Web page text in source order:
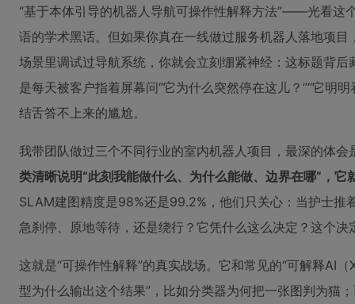
“基于本体引导的机器人导航可操作性解释方法”——光看这
语的学术黑话。但如果你真在一线做过服务机器人落地项
场景里调试过导航系统，你就会立刻绷紧神经：这标题背
是每天被客户指着屏幕问“它为什么突然停在这儿？”“它明
结舌答不上来的尴尬。
我带团队做过三个不同行业的室内机器人项目，最深的体会
类清晰说明“此刻我能做什么、为什么能做、边界在哪”，它
SLAM建图精度是98%还是99.2%，他们只关心：当护士推
急刹停、原地等待，还是绕行？它凭什么这么决定？这个
这就是“可操作性解释”的真实战场。它和常见的“可解释AI
型为什么输出这个结果”，比如分类器为何把一张图判为猫